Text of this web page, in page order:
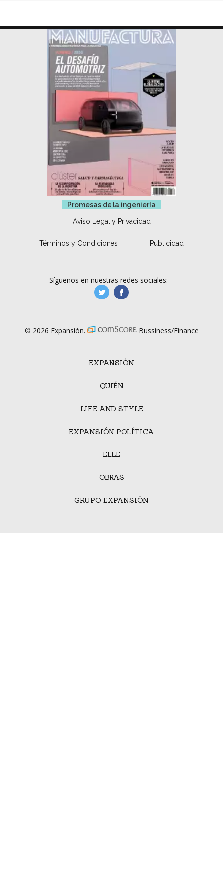
Promesas de la ingeniería
Aviso Legal y Privacidad
Términos y Condiciones Publicidad
EXPANSIÓN
QUIÉN
LIFE AND STYLE
EXPANSIÓN POLÍTICA
ELLE
OBRAS
GRUPO EXPANSIÓN
Síguenos en nuestras redes sociales:
manufacturaGE
© 2026 Expansión. Bussiness/Finance